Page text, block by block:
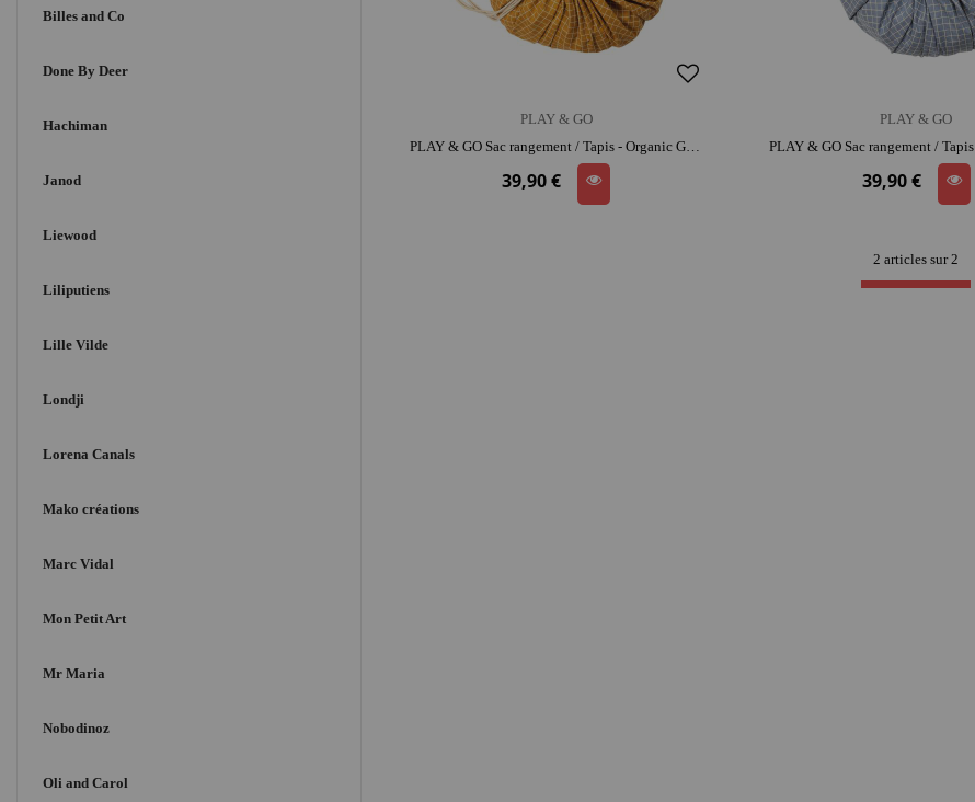
Billes and Co
Done By Deer
Hachiman
Janod
Liewood
Liliputiens
Lille Vilde
Londji
Lorena Canals
Mako créations
Marc Vidal
Mon Petit Art
Mr Maria
Nobodinoz
Oli and Carol
PLAY & GO
PLAY & GO Sac rangement / Tapis - Organic Grid Moutarde | coton bio | range-jouets malin
39,90 €
PLAY & GO
39,90 €
2 articles sur 2